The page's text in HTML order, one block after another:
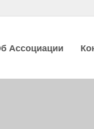
Ассоциации